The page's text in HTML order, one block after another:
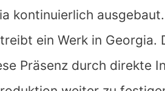
kontinuierlich
ein Werk in Georgia.
Präsenz durch direkte